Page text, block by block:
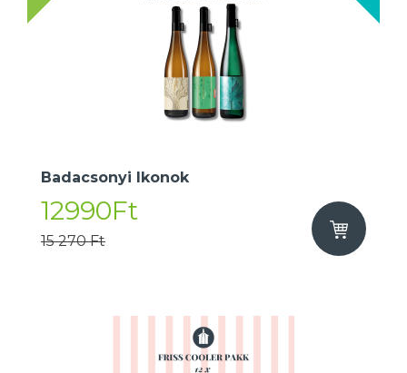
Badacsonyi Ikonok
12990Ft
15 270 Ft